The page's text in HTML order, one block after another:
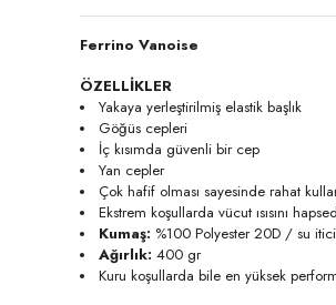
Ferrino Vanoise
ÖZELLİKLER
Yakaya yerleştirilmiş elastik başlık
Göğüs cepleri
İç kısımda güvenli bir cep
Yan cepler
Çok hafif olması sayesinde rahat
Ekstrem koşullarda vücut ısısını
Kumaş: %100 Polyester 20D / su
Ağırlık: 400 gr
Kuru koşullarda bile en yüksek